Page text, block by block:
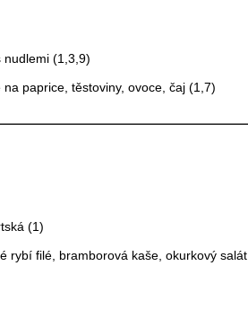
nudlemi (1,3,9)
na paprice, těstoviny, ovoce, čaj (1,7)
(1)
rybí filé, bramborová kaše, okurkový salát